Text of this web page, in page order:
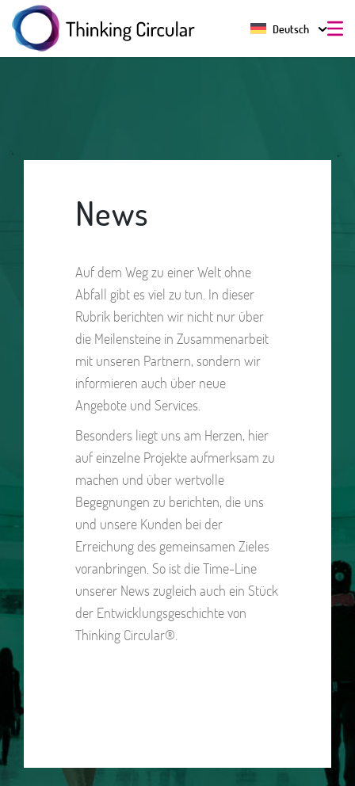
Deutsch
News
Auf dem Weg zu einer Welt ohne
Abfall gibt es viel zu tun. In dieser
Rubrik berichten wir nicht nur über
die Meilensteine in Zusammenarbeit
mit unseren Partnern, sondern wir
informieren auch über neue
Angebote und Services.
Besonders liegt uns am Herzen, hier
auf einzelne Projekte aufmerksam zu
machen und über wertvolle
Begegnungen zu berichten, die uns
und unsere Kunden bei der
Erreichung des gemeinsamen Zieles
voranbringen. So ist die Time-Line
unserer News zugleich auch ein Stück
der Entwicklungsgeschichte von
Thinking Circular®.